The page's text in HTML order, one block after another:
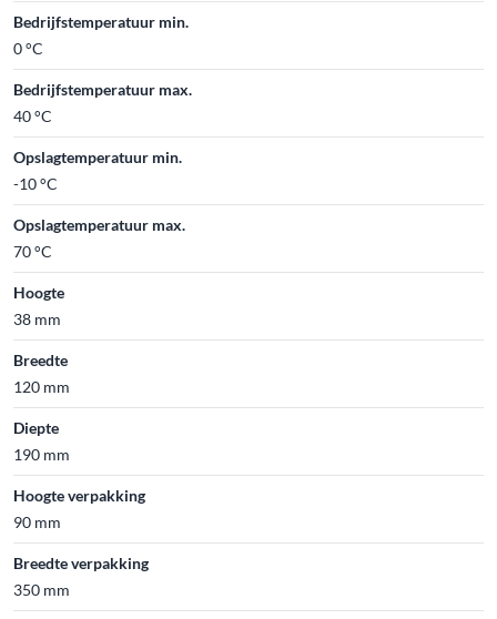
Bedrijfstemperatuur min.
0 °C
Bedrijfstemperatuur max.
40 °C
Opslagtemperatuur min.
-10 °C
Opslagtemperatuur max.
70 °C
Hoogte
38 mm
Breedte
120 mm
Diepte
190 mm
Hoogte verpakking
90 mm
Breedte verpakking
350 mm